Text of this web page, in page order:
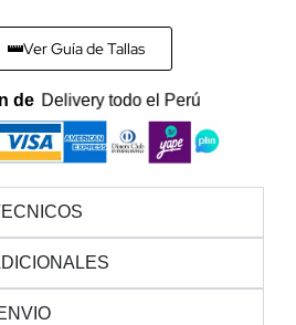
Ver Guía de Tallas
de Delivery todo el Perú